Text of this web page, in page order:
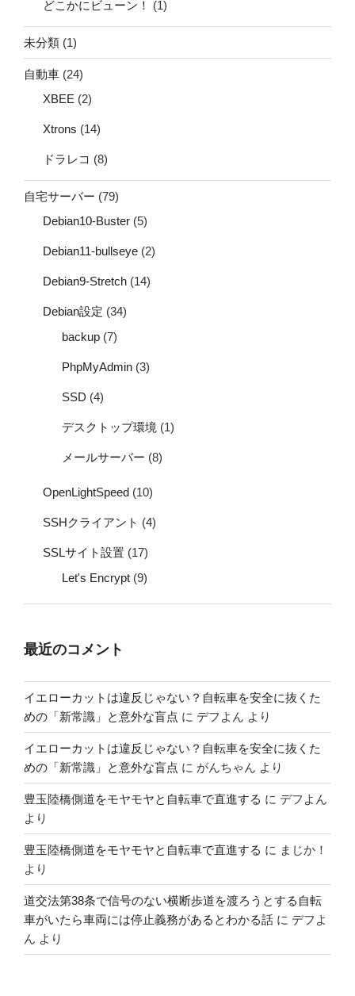
どこかにビューン！ (1)
未分類 (1)
自動車 (24)
XBEE (2)
Xtrons (14)
ドラレコ (8)
自宅サーバー (79)
Debian10-Buster (5)
Debian11-bullseye (2)
Debian9-Stretch (14)
Debian設定 (34)
backup (7)
PhpMyAdmin (3)
SSD (4)
デスクトップ環境 (1)
メールサーバー (8)
OpenLightSpeed (10)
SSHクライアント (4)
SSLサイト設置 (17)
Let's Encrypt (9)
最近のコメント
イエローカットは違反じゃない？自転車を安全に抜くた
めの「新常識」と意外な盲点 に デフよん より
イエローカットは違反じゃない？自転車を安全に抜くた
めの「新常識」と意外な盲点 に がんちゃん より
豊玉陸橋側道をモヤモヤと自転車で直進する に デフよん
より
豊玉陸橋側道をモヤモヤと自転車で直進する に まじか！
より
道交法第38条で信号のない横断歩道を渡ろうとする自転
車がいたら車両には停止義務があるとわかる話 に デフよ
ん より